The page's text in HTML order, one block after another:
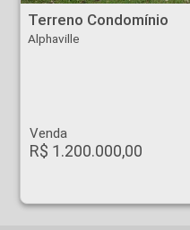
Terreno Condomínio
Alphaville
Venda
R$ 1.200.000,00